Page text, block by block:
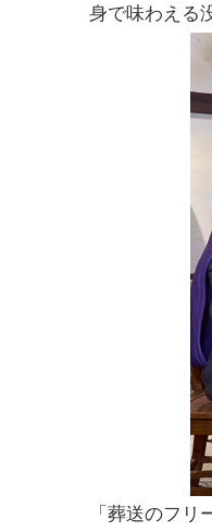
身で味わえる
「葬送のフ